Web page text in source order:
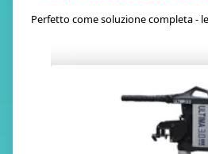
Perfetto come soluzione completa -